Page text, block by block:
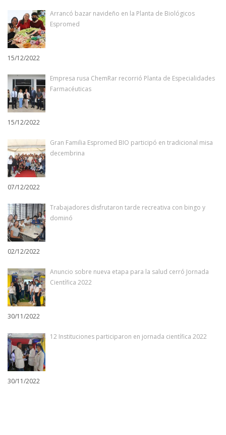
Arrancó bazar navideño en la Planta de Biológicos
Espromed
15/12/2022
Empresa rusa ChemRar recorrió Planta de Especialidades
Farmacéuticas
15/12/2022
Gran Familia Espromed BIO participó en tradicional misa
decembrina
07/12/2022
Trabajadores disfrutaron tarde recreativa con bingo y
dominó
02/12/2022
Anuncio sobre nueva etapa para la salud cerró Jornada
Científica 2022
30/11/2022
12 Instituciones participaron en jornada científica 2022
30/11/2022